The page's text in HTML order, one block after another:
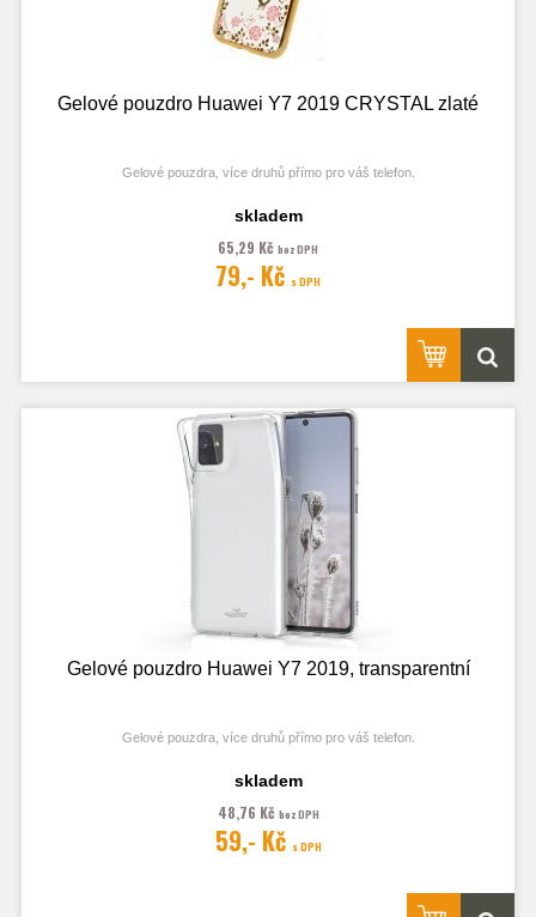
Gelové pouzdro Huawei Y7 2019 CRYSTAL zlaté
Gelové pouzdra, více druhů přímo pro váš telefon.
Fotografie je pouze ilustrační.
skladem
65,29 Kč bez DPH
79,- Kč s DPH
Gelové pouzdro Huawei Y7 2019, transparentní
Gelové pouzdra, více druhů přímo pro váš telefon.
Fotografie je pouze ilustrační.
skladem
48,76 Kč bez DPH
59,- Kč s DPH